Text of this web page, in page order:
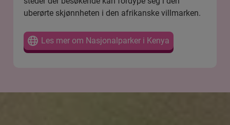
uberørte skjønnheten i den afrikanske villmarken.
Les mer om Nasjonalparker i Kenya